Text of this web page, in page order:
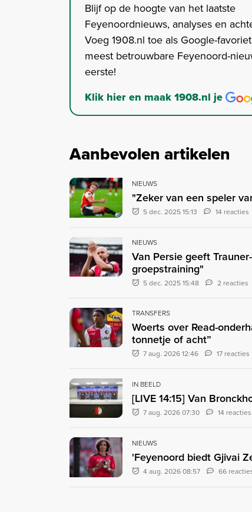
Blijf op de hoogte van het laatste
Feyenoordnieuws, analyses en
Voeg 1908.nl toe als Google-
meest betrouwbare Feyenoord-
eerste!
Klik hier en maak 1908.nl je
Aanbevolen artikelen
NIEUWS
"Zeker van een speler
5 dec. 2025 15:13 14 reacties
NIEUWS
Van Persie geeft
groepstraining"
5 dec. 2025 15:48 2 reacties
TRANSFERS
Woerts over Read-
tonnetje of acht”
7 aug. 2026 12:46 17 reacties
IN BEELD
[LIVE 14:15] Van
7 aug. 2026 07:30 14 reacties
NIEUWS
'Feyenoord biedt Gjivai
4 aug. 2026 08:57 66